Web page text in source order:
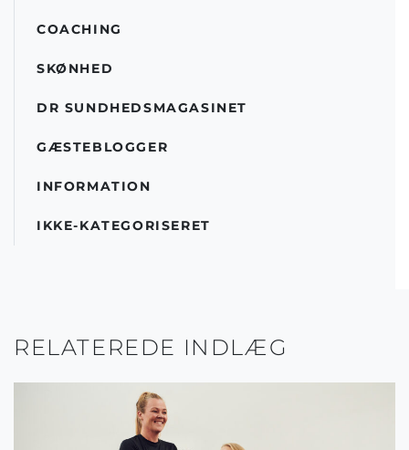
COACHING
SKØNHED
DR SUNDHEDSMAGASINET
GÆSTEBLOGGER
INFORMATION
IKKE-KATEGORISERET
RELATEREDE INDLÆG